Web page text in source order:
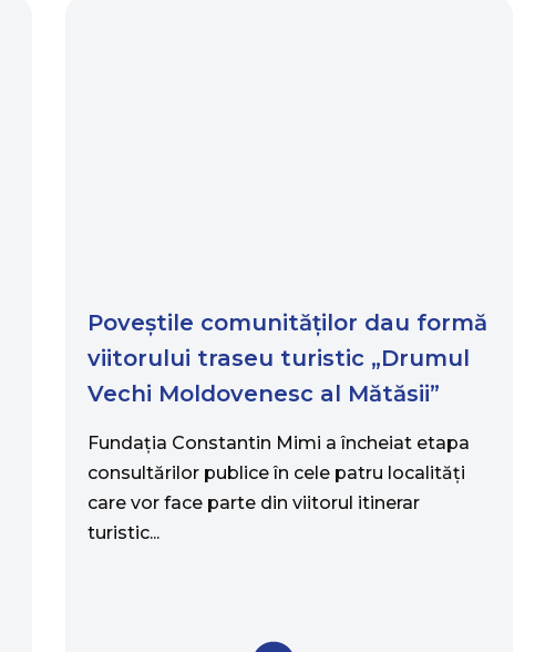
Poveștile comunităților dau formă
viitorului traseu turistic „Drumul
Vechi Moldovenesc al Mătăsii”
Fundația Constantin Mimi a încheiat etapa
consultărilor publice în cele patru localități
care vor face parte din viitorul itinerar
turistic...